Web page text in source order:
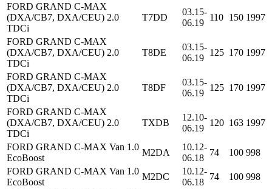
FORD GRAND C-MAX
(DXA/CB7, DXA/CEU) 2.0
TDCi
T7DD
03.15-
06.19
110 150 1997
FORD GRAND C-MAX
(DXA/CB7, DXA/CEU) 2.0
TDCi
T8DE
03.15-
06.19
125 170 1997
FORD GRAND C-MAX
(DXA/CB7, DXA/CEU) 2.0
TDCi
T8DF
03.15-
06.19
125 170 1997
FORD GRAND C-MAX
(DXA/CB7, DXA/CEU) 2.0
TDCi
TXDB
12.10-
06.19
120 163 1997
FORD GRAND C-MAX Van 1.0
EcoBoost
M2DA
10.12-
06.18
74 100 998
FORD GRAND C-MAX Van 1.0
EcoBoost
M2DC
10.12-
06.18
74 100 998